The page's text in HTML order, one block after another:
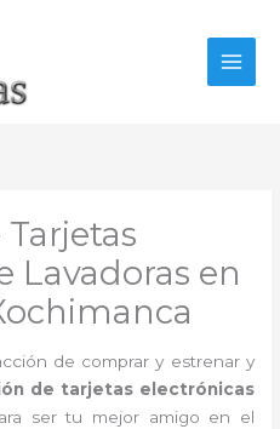
Lavadoras en
de comprar y estrenar y
de tarjetas electrónicas
ser tu mejor amigo en el